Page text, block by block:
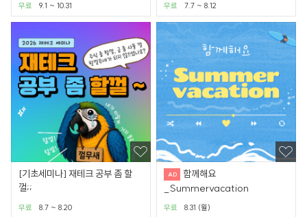
9.1 ~ 10.31
무료 7.7 ~ 8.12
무료
[기초세미나] 재테크 공부 좀 할
껄;;
8.7 ~ 8.20
무료
함께해요
_Summervacation
8.31 (월)
무료